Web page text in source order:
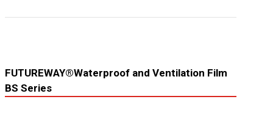
FUTUREWAY®Waterproof and Ventilation Film
BS Series